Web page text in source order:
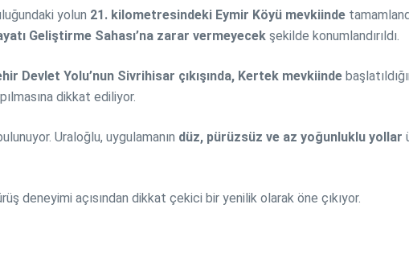
yolun 21. kilometresindeki Eymir Köyü mevkiinde
Geliştirme Sahası’na zarar vermeyecek şekilde konumlandırıldı.
Devlet Yolu’nun Sivrihisar çıkışında, Kertek mevkiinde
dikkat ediliyor.
Uraloğlu, uygulamanın düz, pürüzsüz ve az yoğunluklu yollar
deneyimi açısından dikkat çekici bir yenilik olarak öne çıkıyor.